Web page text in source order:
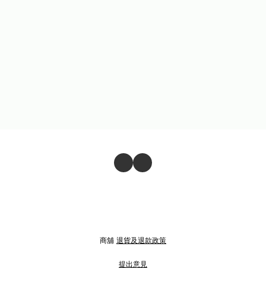
商舖 退貨及退款政策
提出意見